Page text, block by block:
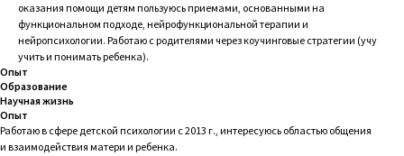
оказания помощи детям пользуюсь приемами, основанными на
функциональном подходе, нейрофункциональной терапии и
нейропсихологии. Работаю с родителями через коучинговые стратегии (учу
учить и понимать ребенка).
Опыт
Образование
Научная жизнь
Опыт
Работаю в сфере детской психологии с 2013 г., интересуюсь областью общения
и взаимодействия матери и ребенка.